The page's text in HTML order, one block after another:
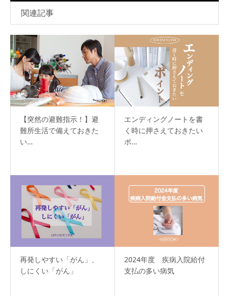
関連記事
【突然の避難指示！】避
難所生活で備えておきた
い…
エンディングノートを書
く時に押さえておきたい
ポ…
再発しやすい「がん」、
しにくい「がん」
2024年度 疾病入院給付
支払の多い病気